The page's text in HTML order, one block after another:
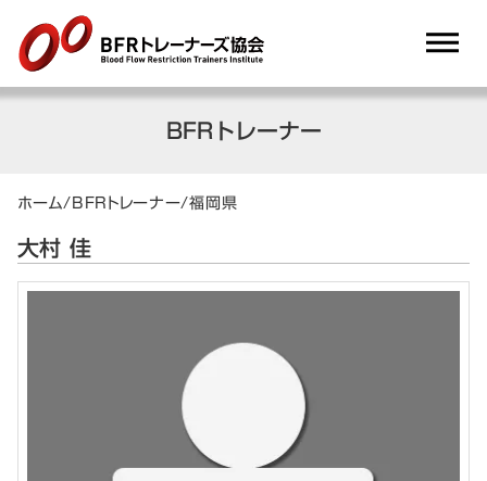
dehaze
BFRトレーナー
ホーム/BFRトレーナー/福岡県
大村 佳